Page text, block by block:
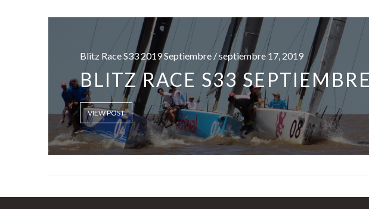
Blitz Race S33 2019 Septiembre / septiembre 17, 2019
BLITZ RACE S33
VIEW POST